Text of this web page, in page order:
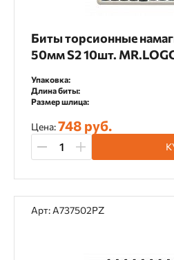
Биты торсионные
50мм S2 10шт.
Упаковка:
Длина биты:
Размер шлица:
Цена:748 руб.
Арт: A737502PZ